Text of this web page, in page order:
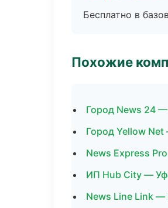
Бесплатно в
Похожие
Город News 24
Город Yellow
News Express
ИП Hub City —
News Line Link —